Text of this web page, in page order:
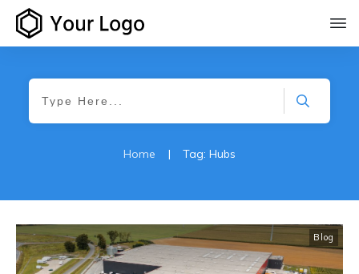
Home | Tag: Hubs
Blog